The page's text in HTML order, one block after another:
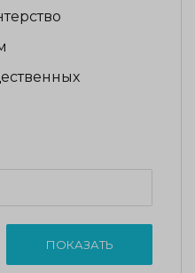
ПОКАЗАТЬ